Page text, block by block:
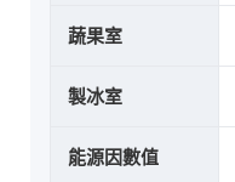
蔬果室
製冰室
能源因數值